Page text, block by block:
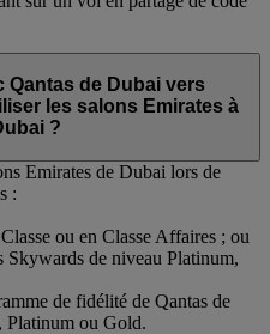
Qantas de Dubai vers
les salons Emirates à
?
Emirates de Dubai lors de
:
ou en Classe Affaires ; ou
Skywards de niveau Platinum,
de fidélité de Qantas de
Platinum ou Gold.